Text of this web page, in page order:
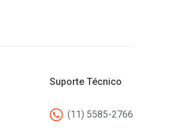
Suporte Técnico
(11) 5585-2766